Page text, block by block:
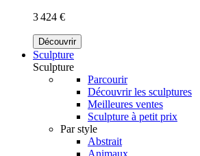
3 424 €
Découvrir
Sculpture
Sculpture
Parcourir
Découvrir les sculptures
Meilleures ventes
Sculpture à petit prix
Par style
Abstrait
Animaux